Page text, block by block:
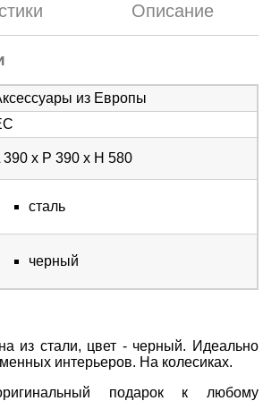
Описание
из Европы
390 x P 390 x Н 580
сталь
черный
из стали, цвет - черный. Идеально
интерьеров. На колесиках.
подарок к любому